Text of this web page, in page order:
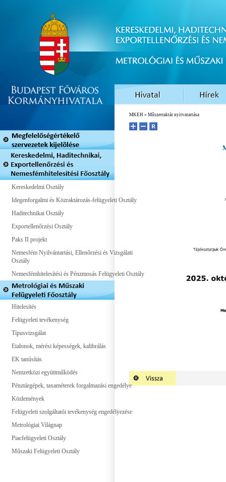
Kereskedelmi Osztály
Idegenforgalmi és Közraktározás-felügyeleti Osztály
Haditechnikai Osztály
Exportellenőrzési Osztály
Paks II projekt
Nemesfém Nyilvántartási, Ellenőrzési és Vizsgálati
Osztály
Nemesfémhitelesítési és Pénzmosás Felügyeleti Osztály
Hitelesítés
Felügyeleti tevékenység
Típusvizsgálat
Etalonok, mérési képességek, kalibrálás
EK tanúsítás
Nemzetközi együttműködés
Pénztárgépek, taxaméterek forgalmazási engedélye
Közlemények
Felügyeleti szolgáltatói tevékenység engedélyezése
Metrológiai Világnap
Piacfelügyeleti Osztály
Műszaki Felügyeleti Osztály
MKEH » Műszerraktár nyitvatartása